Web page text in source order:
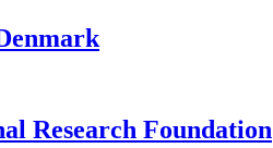
Research Foundation